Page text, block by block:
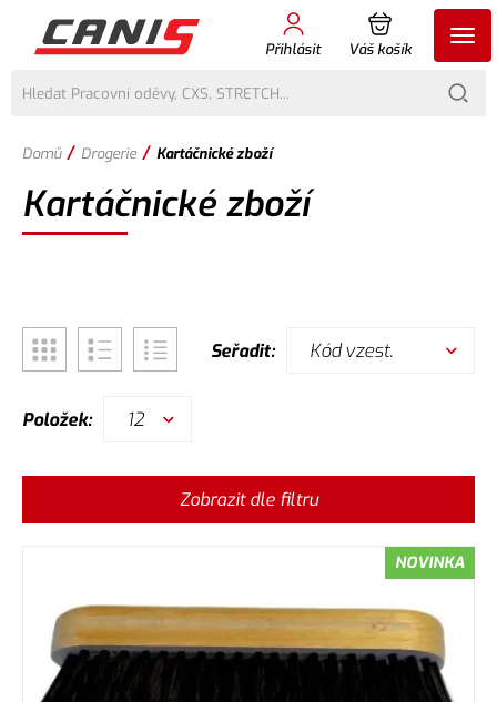
Přihlásit Váš košík
Domů / Drogerie / Kartáčnické zboží
Kartáčnické zboží
Seřadit: Kód vzest.
Položek: 12
Zobrazit dle filtru
NOVINKA